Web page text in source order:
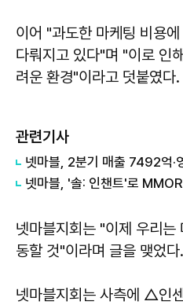
이어 "과도한 마케팅 비용
다뤄지고 있다"며 "이로 인
려운 환경"이라고 덧붙였다.
관련기사
넷마블, 2분기 매출 7492억·
넷마블지회는 "이제 우리는
동할 것"이라며 글을 맺었다.
넷마블지회는 사측에 △인